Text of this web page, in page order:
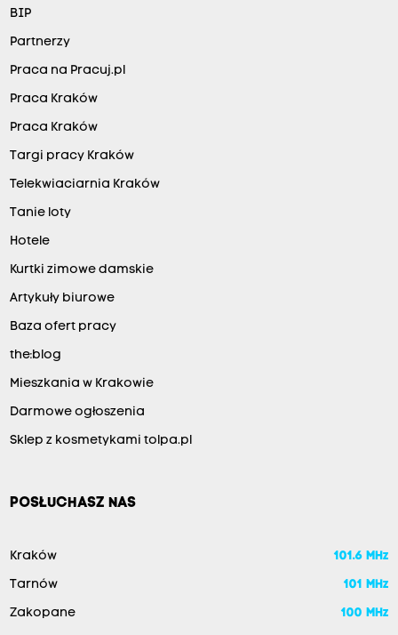
BIP
Partnerzy
Praca na Pracuj.pl
Praca Kraków
Praca Kraków
Targi pracy Kraków
Telekwiaciarnia Kraków
Tanie loty
Hotele
Kurtki zimowe damskie
Artykuły biurowe
Baza ofert pracy
the:blog
Mieszkania w Krakowie
Darmowe ogłoszenia
Sklep z kosmetykami tolpa.pl
POSŁUCHASZ NAS
Kraków 101.6 MHz
Tarnów 101 MHz
Zakopane 100 MHz